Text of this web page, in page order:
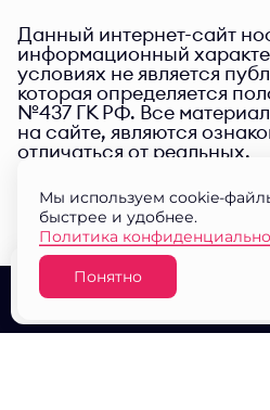
Данный интернет-сайт
информационный
условиях не является
которая определяется
№437 ГК РФ. Все
на сайте, являются
отличаться от реальных.
О проекте Выбор квартир
Мы используем cookie-
быстрее и удобнее.
Политика
Понятно